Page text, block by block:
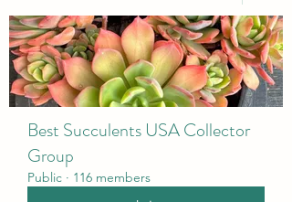
Best Succulents USA Collector
Group
Public · 116 members